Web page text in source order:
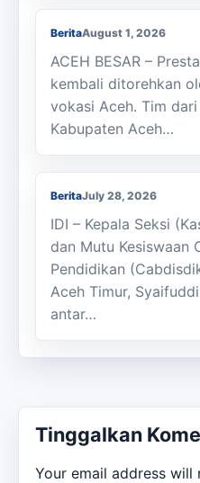
BeritaAugust 1, 2026
ACEH BESAR –
kembali ditorehkan
vokasi Aceh. Tim
Kabupaten Aceh…
Kasi Cabdisdik
Antar Tugas Kepala
BeritaJuly 28, 2026
IDI – Kepala Seksi
dan Mutu Kesiswaan
Pendidikan
Aceh Timur,
antar…
Tinggalkan
Your email address will